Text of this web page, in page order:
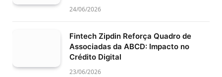
24/06/2026
Fintech Zipdin Reforça Quadro de
Associadas da ABCD: Impacto no
Crédito Digital
23/06/2026